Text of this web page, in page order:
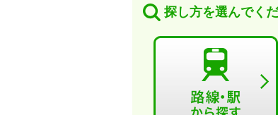
探し方を選んでく